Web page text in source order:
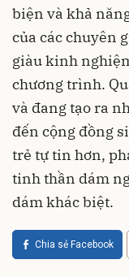
biện và khả
của các chuyên
giàu kinh
chương trình.
và đang tạo ra
đến cộng đồng
trẻ tự tin hơn,
tinh thần dám
dám khác biệt.
Chia sẻ Facebook